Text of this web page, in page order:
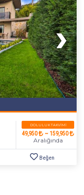
Beğen
DOLULUK TAKVIMI
49,950 ~ 159,950
Aralığında